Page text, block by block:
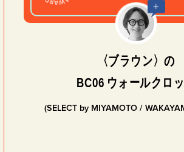
〈ブラウン〉の
BC06 ウォールクロ
(SELECT by MIYAMOTO /